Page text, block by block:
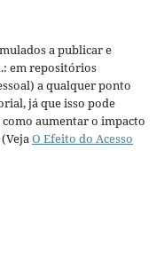
a publicar e
em repositórios
a qualquer ponto
já que isso pode
aumentar o impacto
O Efeito do Acesso